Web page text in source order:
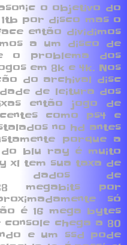
o objetivo do
por disco mas o
então dividimos
a um disco de
o problema dos
em 8k e 4k. Nos
do archival disc
de leitura dos
então jogo de
como ps4 e
no hd antes
porque a
blu ray é muito
xl tem sua taxa de
dados de
megabits por
só
é 16 mega bytes
chega a 80
e um ssd pode